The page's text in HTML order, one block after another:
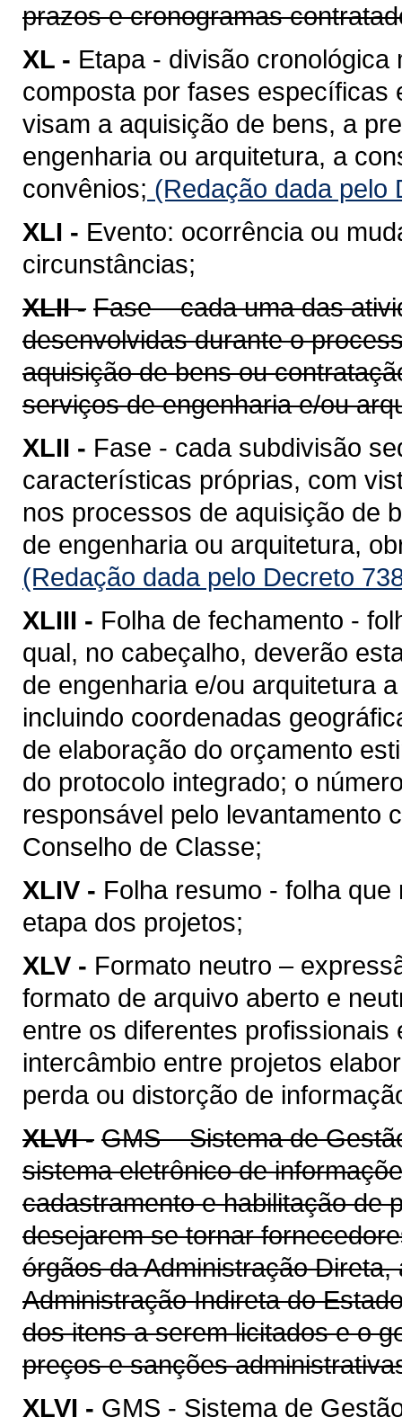
prazos e cronogramas
XL - Etapa - divisão
composta por fases específicas
visam a aquisição de bens, a
engenharia ou arquitetura, a
convênios; (Redação dada pelo
XLI - Evento: ocorrência ou
circunstâncias;
XLII - Fase – cada uma das
desenvolvidas durante o
aquisição de bens ou
serviços de engenharia e/ou
XLII - Fase - cada subdivisão
características próprias, com
nos processos de aquisição de
de engenharia ou arquitetura,
(Redação dada pelo Decreto
XLIII - Folha de fechamento -
qual, no cabeçalho, deverão
de engenharia e/ou arquitetura
incluindo coordenadas
de elaboração do orçamento
do protocolo integrado; o
responsável pelo levantamento
Conselho de Classe;
XLIV - Folha resumo - folha
etapa dos projetos;
XLV - Formato neutro –
formato de arquivo aberto e
entre os diferentes
intercâmbio entre projetos
perda ou distorção de
XLVI - GMS – Sistema de
sistema eletrônico de
cadastramento e habilitação de
desejarem se tornar
órgãos da Administração
Administração Indireta do
dos itens a serem licitados e o
preços e sanções
XLVI - GMS - Sistema de